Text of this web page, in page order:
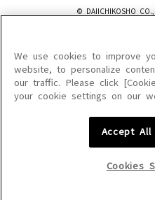
© DAIICHIKOSHO
このサイトに掲載されている一切の文章
を問わず、著作権法の定める範囲を超え
を禁じます。
楽曲及びコンテンツは、機種によりご利
楽曲及びコンテンツの配信日、配信内容
We use cookies to improve
website, to personalize
our traffic. Please click
your cookie settings on our
Accept All
Cookies